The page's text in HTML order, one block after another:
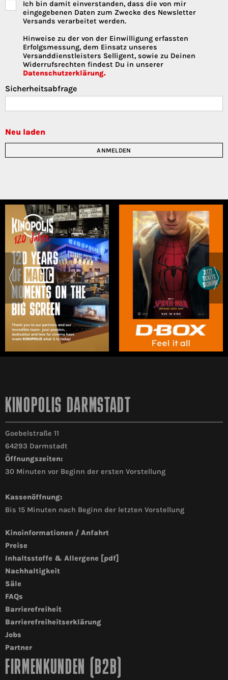
Ich bin damit einverstanden, dass die von mir
eingegebenen Daten zum Zwecke des Newsletter
Versands verarbeitet werden.
Hinweise zu der von der Einwilligung erfassten
Erfolgsmessung, dem Einsatz unseres
Versanddienstleisters Selligent, sowie zu Deinen
Widerrufsrechten findest Du in unserer
Datenschutzerklärung.
Sicherheitsabfrage
Neu laden
KINOPOLIS DARMSTADT
Goebelstraße 11
64293 Darmstadt
Öffnungszeiten:
30 Minuten vor Beginn der ersten Vorstellung
Kassenöffnung:
Bis 15 Minuten nach Beginn der letzten Vorstellung
Kinoinformationen / Anfahrt
Preise
Inhaltsstoffe & Allergene [pdf]
Nachhaltigkeit
Säle
FAQs
Barrierefreiheit
Barrierefreiheitserklärung
Jobs
Partner
FIRMENKUNDEN (B2B)